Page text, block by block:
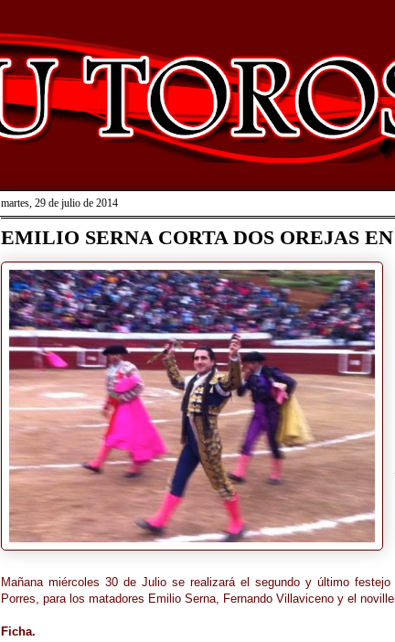
martes, 29 de julio de 2014
EMILIO SERNA CORTA DOS OREJAS
Mañana miércoles 30 de Julio se realizará el segundo y último
Porres, para los matadores Emilio Serna, Fernando Villaviceno y el
Ficha.